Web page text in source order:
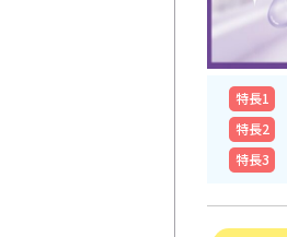
特⻑1
特⻑2
特⻑3